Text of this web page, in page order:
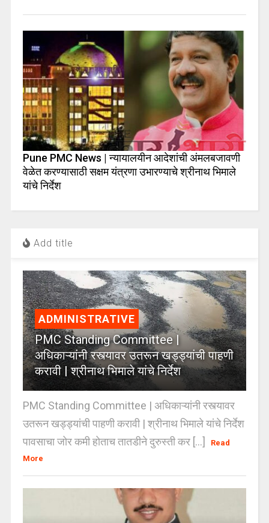
Pune PMC News | न्यायालयीन आदेशांची अंमलबजावणी
वेळेत करण्यासाठी सक्षम यंत्रणा उभारण्याचे श्रीनाथ भिमाले
यांचे निर्देश
Add title
ADMINISTRATIVE
PMC Standing Committee |
अधिकाऱ्यांनी रस्त्यावर उतरून खड्ड्यांची पाहणी
करावी | श्रीनाथ भिमाले यांचे निर्देश
PMC Standing Committee | अधिकाऱ्यांनी रस्त्यावर
उतरून खड्ड्यांची पाहणी करावी | श्रीनाथ भिमाले यांचे निर्देश
पावसाचा जोर कमी होताच तातडीने दुरुस्ती कर [...]
Read
More